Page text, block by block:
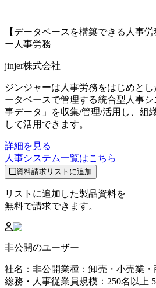
【データベースを構築できる人事労
ー人事労務
jinjer株式会社
ジンジャーは人事労務をはじめと
ータベースで管理する統合型人事
事データ」を収集/管理/活用し、組
して活用できます。
詳細を見る
人事システム一覧はこちら
資料請求リストに追加
リストに追加した製品資料を
無料で請求できます。
非公開のユーザー
社名 ： 非公開業種 ： 卸売・小売業・
総務・人事従業員規模 ： 250名以上